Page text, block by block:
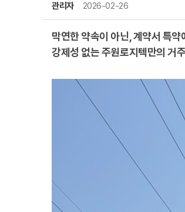
관리자 2026-02-26
막연한 약속이 아닌, 계약서 특
강제성 없는 주원로지텍만의 거